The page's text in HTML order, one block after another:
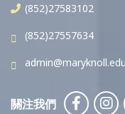
(852)27583102
(852)27557634
關注我們